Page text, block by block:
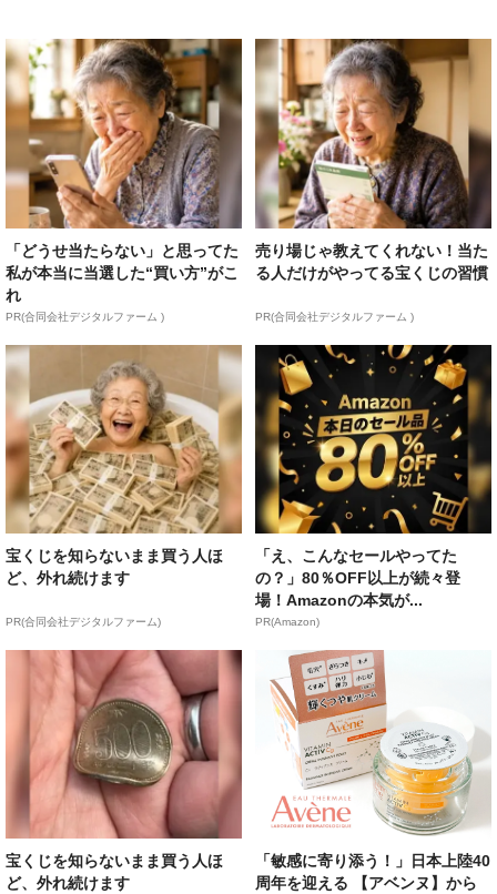
「どうせ当たらない」と思ってた
私が本当に当選した“買い方”がこ
れ
PR(合同会社デジタルファーム )
売り場じゃ教えてくれない！当た
る人だけがやってる宝くじの習慣
PR(合同会社デジタルファーム )
宝くじを知らないまま買う人ほ
ど、外れ続けます
PR(合同会社デジタルファーム)
「え、こんなセールやってた
の？」80％OFF以上が続々登
場！Amazonの本気が...
PR(Amazon)
宝くじを知らないまま買う人ほ
ど、外れ続けます
「敏感に寄り添う！」日本上陸40
周年を迎える 【アベンヌ】から